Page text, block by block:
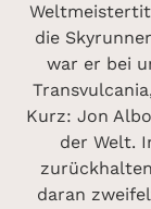
die
war er bei
Kurz: Jon
der Welt.
daran